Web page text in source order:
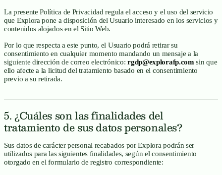
La presente Política de Privacidad regula el acceso y el uso del servicio
que Explora pone a disposición del Usuario interesado en los servicios y
contenidos alojados en el Sitio Web.
Por lo que respecta a este punto, el Usuario podrá retirar su
consentimiento en cualquier momento mandando un mensaje a la
siguiente dirección de correo electrónico:rgdp@explorafp.com sin que
ello afecte a la licitud del tratamiento basado en el consentimiento
previo a su retirada.
5. ¿Cuáles son las finalidades del
tratamiento de sus datos personales?
Sus datos de carácter personal recabados por Explora podrán ser
utilizados para las siguientes finalidades, según el consentimiento
otorgado en el formulario de registro correspondiente: